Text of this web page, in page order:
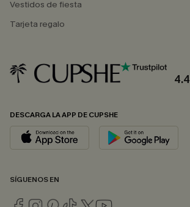
Vestidos de fiesta
Tarjeta regalo
4.4
DESCARGA LA APP DE CUPSHE
SÍGUENOS EN